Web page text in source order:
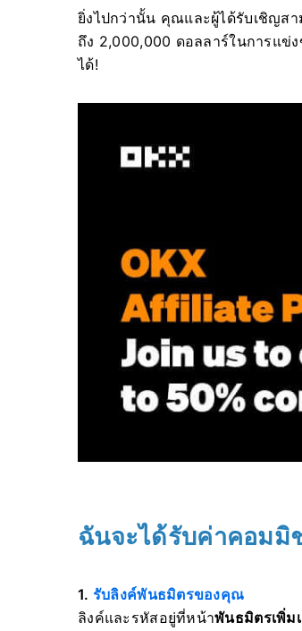
ยิ่งไปกว่านั้น คุณและผู้ได้รับเชิญส
ถึง 2,000,000 ดอลลาร์ในการแ
ได้!
ฉันจะได้รับค่าคอมมิ
1. รับลิงค์พันธมิตรของคุณ
ลิงค์และรหัสอยู่ที่หน้าพันธมิตรเพิ่ม